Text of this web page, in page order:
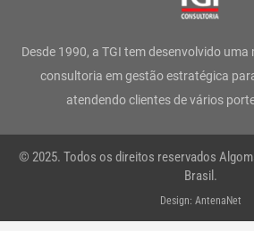
g
r
a
m
o
o
k
-
e
r
d
i
n
Desde 1990, a TGI tem desenvolvido
consultoria em gestão estratégica
atendendo clientes de vários
© 2025. Todos os direitos reservados
Brasil.
Design: AntenaNet